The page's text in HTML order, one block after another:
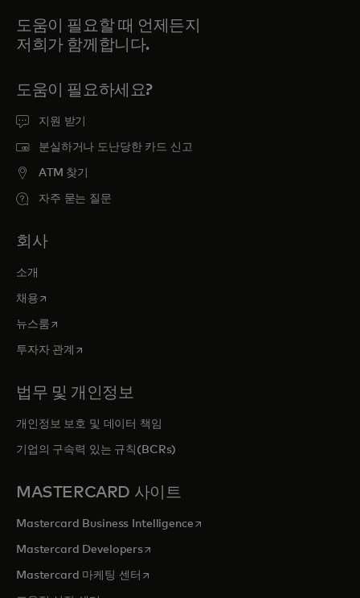
도움이 필요할 때 언제든지
저희가 함께합니다.
도움이 필요하세요?
지원 받기
분실하거나 도난당한 카드 신고
ATM 찾기
자주 묻는 질문
회사
소개
채용새 탭에서 열림
뉴스룸새 탭에서 열림
투자자 관계 새 탭에서 열림
법무 및 개인정보
개인정보 보호 및 데이터 책임
기업의 구속력 있는 규칙(BCRs)
MASTERCARD 사이트
Mastercard Business Intelligence새 탭에서 열림
Mastercard Developers새 탭에서 열림
Mastercard 마케팅 센터 새 탭에서 열림